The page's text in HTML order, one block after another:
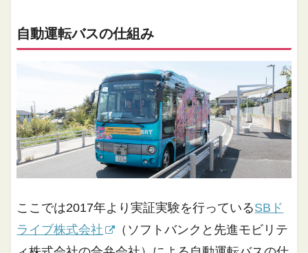
自動運転バスの仕組み
ここでは2017年より実証実験を行っているSBド
ライブ株式会社
（ソフトバンクと先進モビリテ